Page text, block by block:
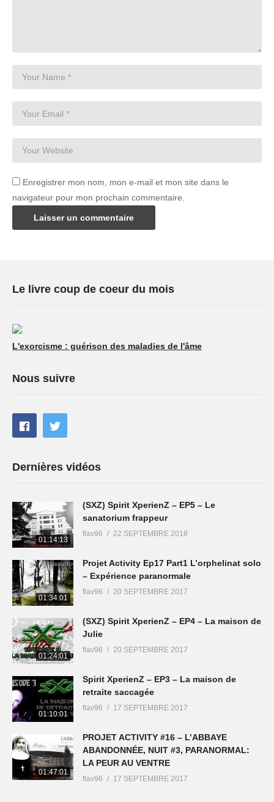
Enregistrer mon nom, mon e-mail et mon site dans le
navigateur pour mon prochain commentaire.
Le livre coup de coeur du mois
L'exorcisme : guérison des maladies de l'âme
Nous suivre
Dernières vidéos
01:14:13
(SXZ) Spirit XperienZ – EP5 – Le
sanatorium frappeur
flav96 22 SEPTEMBRE 2018
01:34:01
Projet Activity Ep17 Part1 L’orphelinat solo
– Expérience paranormale
flav96 20 SEPTEMBRE 2017
01:24:01
(SXZ) Spirit XperienZ – EP4 – La maison de
Julie
flav96 20 SEPTEMBRE 2017
01:10:01
Spirit XperienZ – EP3 – La maison de
retraite saccagée
flav96 17 SEPTEMBRE 2017
01:47:01
PROJET ACTIVITY #16 – L’ABBAYE
ABANDONNÉE, NUIT #3, PARANORMAL:
LA PEUR AU VENTRE
flav96 17 SEPTEMBRE 2017